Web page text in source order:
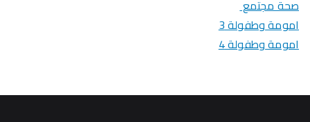
صحة مجتمع
امومة وطفولة 3
امومة وطفولة 4